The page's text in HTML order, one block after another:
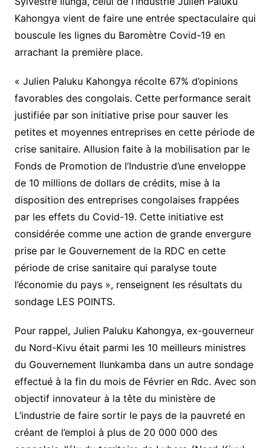
Kahongya vient de faire une entrée spectaculaire qui
bouscule les lignes du Baromètre Covid-19 en
arrachant la première place.
« Julien Paluku Kahongya récolte 67% d’opinions
favorables des congolais. Cette performance serait
justifiée par son initiative prise pour sauver les
petites et moyennes entreprises en cette période de
crise sanitaire. Allusion faite à la mobilisation par le
Fonds de Promotion de l’Industrie d’une enveloppe
de 10 millions de dollars de crédits, mise à la
disposition des entreprises congolaises frappées
par les effets du Covid-19. Cette initiative est
considérée comme une action de grande envergure
prise par le Gouvernement de la RDC en cette
période de crise sanitaire qui paralyse toute
l’économie du pays », renseignent les résultats du
sondage LES POINTS.
Pour rappel, Julien Paluku Kahongya, ex-gouverneur
du Nord-Kivu était parmi les 10 meilleurs ministres
du Gouvernement Ilunkamba dans un autre sondage
effectué à la fin du mois de Février en Rdc. Avec son
objectif innovateur à la tête du ministère de
L’industrie de faire sortir le pays de la pauvreté en
créant de l’emploi à plus de 20 000 000 des